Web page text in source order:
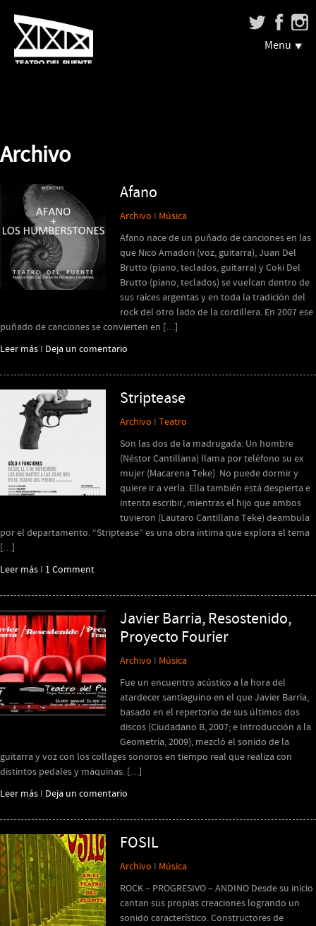
Menu
Archivo
Afano
Archivo I Música
Afano nace de un puñado de canciones en las
que Nico Amadori (voz, guitarra), Juan Del
Brutto (piano, teclados, guitarra) y Coki Del
Brutto (piano, teclados) se vuelcan dentro de
sus raíces argentas y en toda la tradición del
rock del otro lado de la cordillera. En 2007 ese
puñado de canciones se convierten en […]
Leer más I Deja un comentario
Striptease
Archivo I Teatro
Son las dos de la madrugada: Un hombre
(Néstor Cantillana) llama por teléfono su ex
mujer (Macarena Teke). No puede dormir y
quiere ir a verla. Ella también está despierta e
intenta escribir, mientras el hijo que ambos
tuvieron (Lautaro Cantillana Teke) deambula
por el departamento. “Striptease” es una obra íntima que explora el tema
[…]
Leer más I 1 Comment
Javier Barria, Resostenido,
Proyecto Fourier
Archivo I Música
Fue un encuentro acústico a la hora del
atardecer santiaguino en el que Javier Barría,
basado en el repertorio de sus últimos dos
discos (Ciudadano B, 2007; e Introducción a la
Geometría, 2009), mezcló el sonido de la
guitarra y voz con los collages sonoros en tiempo real que realiza con
distintos pedales y máquinas. […]
Leer más I Deja un comentario
FOSIL
Archivo I Música
ROCK – PROGRESIVO – ANDINO Desde su inicio
cantan sus propias creaciones logrando un
sonido característico. Constructores de